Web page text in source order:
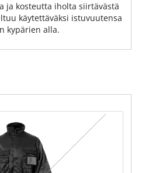
ja kosteutta iholta siirtävästä
käytettäväksi istuvuutensa
kypärien alla.